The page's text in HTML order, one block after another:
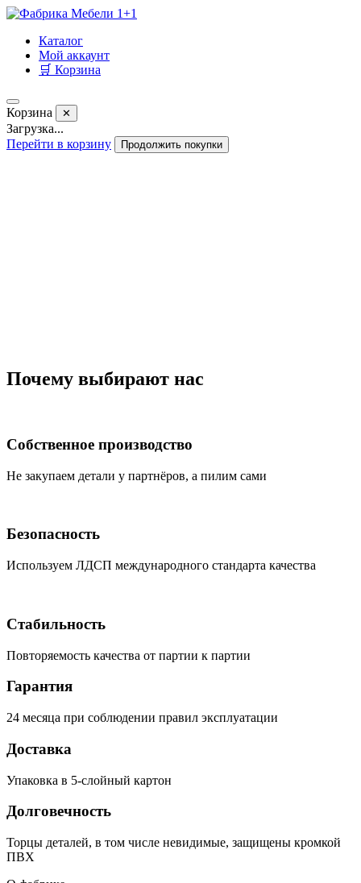
Каталог
Мой аккаунт
🛒 Корзина
Корзина ✕
Загрузка...
Перейти в корзину
Продолжить покупки
Почему выбирают нас
Собственное производство
Не закупаем детали у партнёров, а пилим сами
Безопасность
Используем ЛДСП международного стандарта качества
Стабильность
Повторяемость качества от партии к партии
Гарантия
24 месяца при соблюдении правил эксплуатации
Доставка
Упаковка в 5-слойный картон
Долговечность
Торцы деталей, в том числе невидимые, защищены кромкой
ПВХ